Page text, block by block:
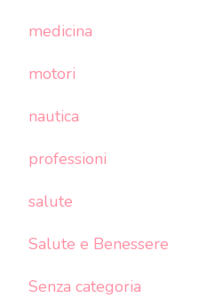
medicina
motori
nautica
professioni
salute
Salute e Benessere
Senza categoria